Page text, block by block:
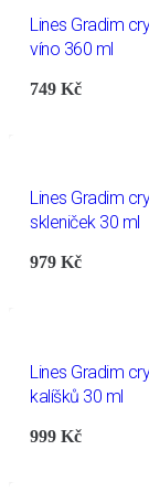
Lines Gradim
víno 360 ml
749Kč
Lines Gradim
skleniček 30 ml
979Kč
Lines Gradim
kalíšků 30 ml
999Kč